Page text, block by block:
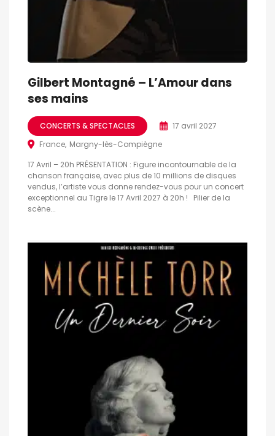
Gilbert Montagné – L’Amour dans
ses mains
CONCERTS & SPECTACLES
17 avril 2027
France Margny-lès-Compiègne
17 Avril – 20h PRÉSENTATION : Figure incontournable de la
chanson française, avec plus de 10 millions de disques
vendus, l’artiste vous donne rendez-vous pour un concert
exceptionnel au Tigre le 17 Avril 2027 à 20h ! Pilier de la
scène...